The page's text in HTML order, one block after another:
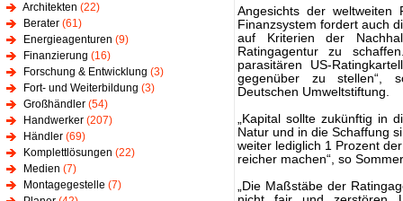
Architekten (22)
Berater (61)
Energieagenturen (9)
Finanzierung (16)
Forschung & Entwicklung (3)
Fort- und Weiterbildung (3)
Großhändler (54)
Handwerker (207)
Händler (69)
Komplettlösungen (22)
Medien (7)
Montagegestelle (7)
Angesichts der
Finanzsystem fordert auch
auf Kriterien der
Ratingagentur zu
parasitären US-
gegenüber zu stellen“,
Deutschen Umweltstiftung.
„Kapital sollte zukünftig in
Natur und in die Schaffung
weiter lediglich 1 Prozent
reicher machen“, so
„Die Maßstäbe der